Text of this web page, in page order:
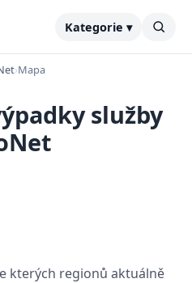
Kategorie ▾
›Mapa
služby
kterých regionů aktuálně